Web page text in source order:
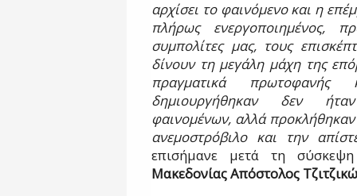
αρχίσει το φαινόμενο και η
πλήρως ενεργοποιημένος,
συμπολίτες μας, τους
δίνουν τη μεγάλη μάχη της
πραγματικά
δημιουργήθηκαν δεν
φαινομένων, αλλά
ανεμοστρόβιλο και την
επισήμανε μετά τη
Μακεδονίας Απόστολος